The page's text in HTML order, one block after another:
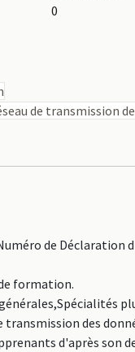
0
de transmission
de Déclaration
formation.
des
d'après son